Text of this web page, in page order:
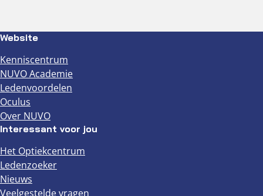
Website
Kenniscentrum
NUVO Academie
Ledenvoordelen
Oculus
Over NUVO
Interessant voor jou
Het Optiekcentrum
Ledenzoeker
Nieuws
Veelgestelde vragen